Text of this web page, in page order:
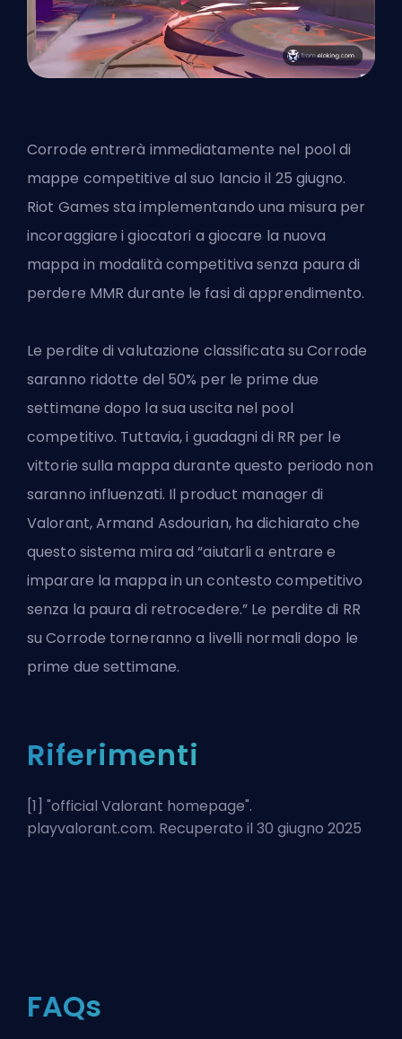
Corrode entrerà immediatamente nel pool di
mappe competitive al suo lancio il 25 giugno.
Riot Games sta implementando una misura per
incoraggiare i giocatori a giocare la nuova
mappa in modalità competitiva senza paura di
perdere MMR durante le fasi di apprendimento.
Le perdite di valutazione classificata su Corrode
saranno ridotte del 50% per le prime due
settimane dopo la sua uscita nel pool
competitivo. Tuttavia, i guadagni di RR per le
vittorie sulla mappa durante questo periodo non
saranno influenzati. Il product manager di
Valorant, Armand Asdourian, ha dichiarato che
questo sistema mira ad “aiutarli a entrare e
imparare la mappa in un contesto competitivo
senza la paura di retrocedere.” Le perdite di RR
su Corrode torneranno a livelli normali dopo le
prime due settimane.
Riferimenti
[1] "official Valorant homepage".
playvalorant.com. Recuperato il 30 giugno 2025
FAQs